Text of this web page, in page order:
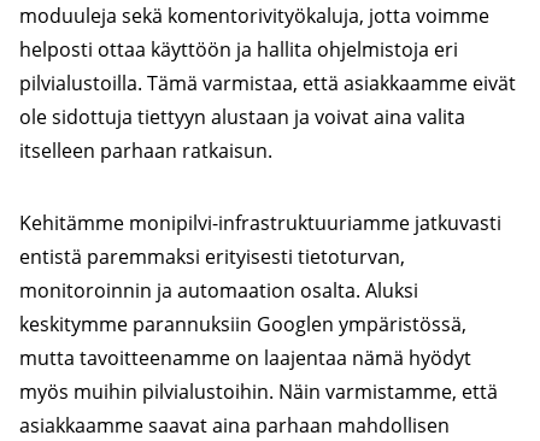
moduuleja sekä komentorivityökaluja, jotta voimme
helposti ottaa käyttöön ja hallita ohjelmistoja eri
pilvialustoilla. Tämä varmistaa, että asiakkaamme eivät
ole sidottuja tiettyyn alustaan ja voivat aina valita
itselleen parhaan ratkaisun.
Kehitämme monipilvi-infrastruktuuriamme jatkuvasti
entistä paremmaksi erityisesti tietoturvan,
monitoroinnin ja automaation osalta. Aluksi
keskitymme parannuksiin Googlen ympäristössä,
mutta tavoitteenamme on laajentaa nämä hyödyt
myös muihin pilvialustoihin. Näin varmistamme, että
asiakkaamme saavat aina parhaan mahdollisen